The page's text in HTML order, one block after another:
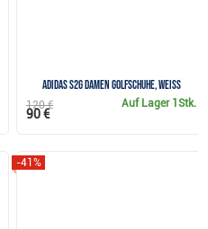
Adidas S2G Damen Golfschuhe, weiss
Auf Lager 1Stk.
120 €
90 €
-41%